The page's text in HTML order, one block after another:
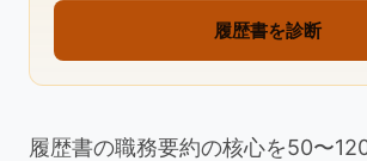
履歴書を診断
履歴書の職務要約の核心を50〜